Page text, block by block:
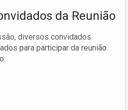
da Reunião
diversos convidados
para participar da reunião.